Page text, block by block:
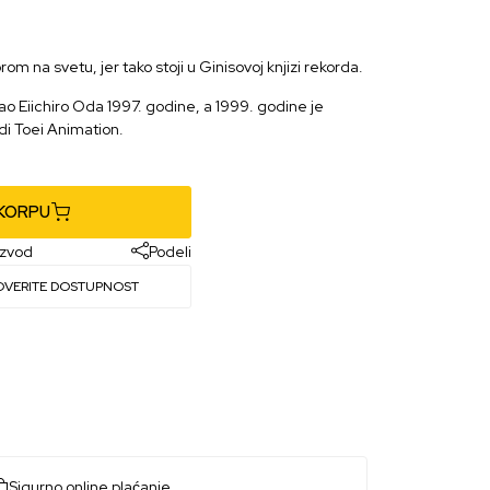
na svetu, jer tako stoji u Ginisovoj knjizi rekorda.
Eiichiro Oda 1997. godine, a 1999. godine je
Toei Animation.
Podeli
DOSTUPNOST